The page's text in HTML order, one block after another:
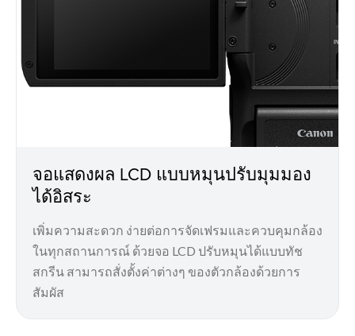
จอแสดงผล LCD แบบหมุนปรับมุมมอง
ได้อิสระ
เพิ่มความสะดวก ง่ายต่อการจัดเฟรมและควบคุมกล้อง
ในทุกสถานการณ์ ด้วยจอ LCD ปรับหมุนได้แบบทัช
สกรีน สามารถสั่งตั้งค่าต่างๆ ของตัวกล้องด้วยการ
สัมผัส